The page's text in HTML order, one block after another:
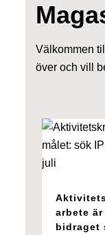
Välkommen
över och vill
arbete
bidraget